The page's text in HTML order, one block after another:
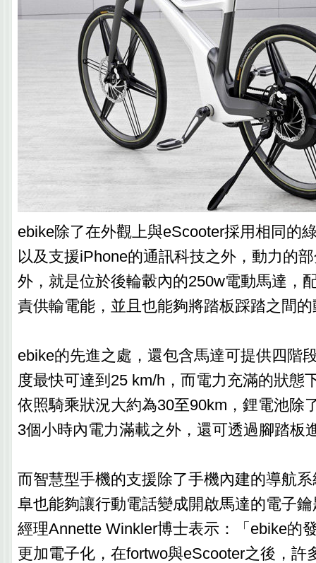
ebike除了在外觀上與eScooter採用相同的
以及支援iPhone的通訊科技之外，動力的
外，就是位於後輪轂內的250w電動馬達，
責供輸電能，並且也能夠將踏板踩踏之間
ebike的先進之處，還包含馬達可提供四階
度最快可達到25 km/h，而電力充滿的狀態
依照騎乘狀況大約為30至90km，鋰電池除
3個小時內電力滿載之外，還可透過腳踏板
而智慧型手機的支援除了手機內建的導航
阜也能夠讓行動電話變成開啟馬達的電子
經理Annette Winkler博士表示：「ebike的
更加電子化，在fortwo與eScooter之後，許